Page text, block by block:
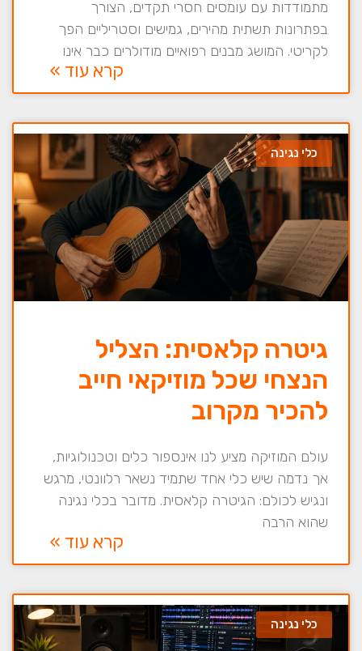
מתמודדות עם עומסים חסרי תקדים, הצורך
בפתרונות תשתית מהירים, גמישים וסטריליים הפך
לקריטי. המושג מבנים רפואיים מודולרים כבר אינו
קרא עוד »
כלי נגינה
גיטרה קלאסית: הצליל
הנצחי שכל מוזיקאי חייב
להכיר מקרוב
עולם המוזיקה מציע לנו אינספור כלים וטכנולוגיות,
אך נדמה שיש כלי אחד שתמיד נשאר רלוונטי, מרגש
ונגיש לכולם: הגיטרה קלאסית. מדובר בכלי נגינה
שהוא הרבה
קרא עוד »
כלי נגינה